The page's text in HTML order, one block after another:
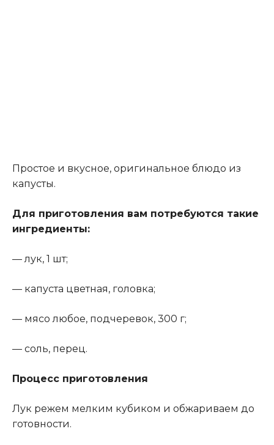
Простое и вкусное, оригинальное блюдо из
капусты.
Для приготовления вам потребуются такие
ингредиенты:
— лук, 1 шт;
— капуста цветная, головка;
— мясо любое, подчеревок, 300 г;
— соль, перец.
Процесс приготовления
Лук режем мелким кубиком и обжариваем до
готовности.